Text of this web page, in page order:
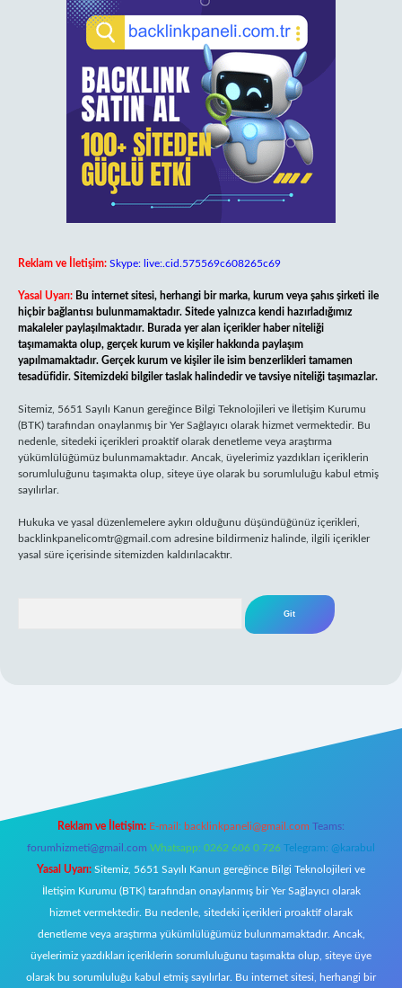
Reklam ve İletişim: Skype: live:.cid.575569c608265c69
Yasal Uyarı: Bu internet sitesi, herhangi bir marka, kurum veya şahıs şirketi ile
hiçbir bağlantısı bulunmamaktadır. Sitede yalnızca kendi hazırladığımız
makaleler paylaşılmaktadır. Burada yer alan içerikler haber niteliği
taşımamakta olup, gerçek kurum ve kişiler hakkında paylaşım
yapılmamaktadır. Gerçek kurum ve kişiler ile isim benzerlikleri tamamen
tesadüfidir. Sitemizdeki bilgiler taslak halindedir ve tavsiye niteliği taşımazlar.
Sitemiz, 5651 Sayılı Kanun gereğince Bilgi Teknolojileri ve İletişim Kurumu
(BTK) tarafından onaylanmış bir Yer Sağlayıcı olarak hizmet vermektedir. Bu
nedenle, sitedeki içerikleri proaktif olarak denetleme veya araştırma
yükümlülüğümüz bulunmamaktadır. Ancak, üyelerimiz yazdıkları içeriklerin
sorumluluğunu taşımakta olup, siteye üye olarak bu sorumluluğu kabul etmiş
sayılırlar.
Hukuka ve yasal düzenlemelere aykırı olduğunu düşündüğünüz içerikleri,
backlinkpanelicomtr@gmail.com adresine bildirmeniz halinde, ilgili içerikler
yasal süre içerisinde sitemizden kaldırılacaktır.
Reklam ve İletişim: E-mail: backlinkpaneli@gmail.com Teams:
forumhizmeti@gmail.com Whatsapp: 0262 606 0 726 Telegram: @karabul
Yasal Uyarı: Sitemiz, 5651 Sayılı Kanun gereğince Bilgi Teknolojileri ve
İletişim Kurumu (BTK) tarafından onaylanmış bir Yer Sağlayıcı olarak
hizmet vermektedir. Bu nedenle, sitedeki içerikleri proaktif olarak
denetleme veya araştırma yükümlülüğümüz bulunmamaktadır. Ancak,
üyelerimiz yazdıkları içeriklerin sorumluluğunu taşımakta olup, siteye üye
olarak bu sorumluluğu kabul etmiş sayılırlar. Bu internet sitesi, herhangi bir